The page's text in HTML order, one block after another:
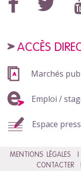
ACCÈS
Marchés
Emploi /
Espace
MENTIONS LÉGALES
CONTACTER